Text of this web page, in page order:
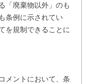
「廃棄物以外」のも
条例に示されてい
を規制できることに
メントにおいて、条